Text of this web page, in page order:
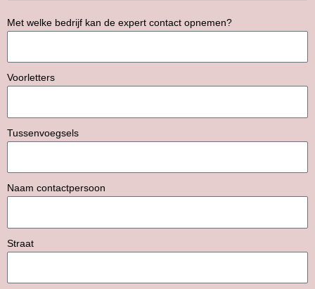
Met welke bedrijf kan de expert contact opnemen?
Voorletters
Tussenvoegsels
Naam contactpersoon
Straat